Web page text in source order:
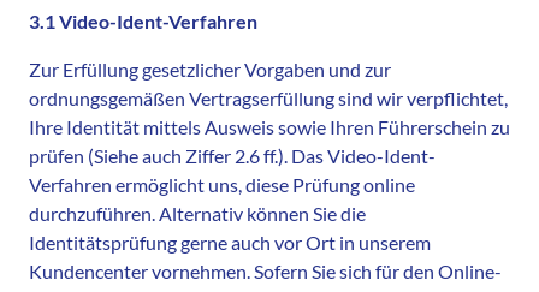
3.1 Video-Ident-Verfahren
Zur Erfüllung gesetzlicher Vorgaben und zur
ordnungsgemäßen Vertragserfüllung sind wir verpflichtet,
Ihre Identität mittels Ausweis sowie Ihren Führerschein zu
prüfen (Siehe auch Ziffer 2.6 ff.). Das Video-Ident-
Verfahren ermöglicht uns, diese Prüfung online
durchzuführen. Alternativ können Sie die
Identitätsprüfung gerne auch vor Ort in unserem
Kundencenter vornehmen. Sofern Sie sich für den Online-